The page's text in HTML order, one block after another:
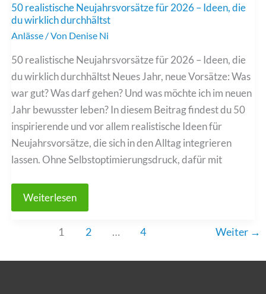
unvergesslichen
Sommer
50 realistische Neujahrsvorsätze für 2026 – Ideen, die
du wirklich durchhältst
Anlässe / Von Denise Ni
50 realistische Neujahrsvorsätze für 2026 – Ideen, die
du wirklich durchhältst Neues Jahr, neue Vorsätze: Was
war gut? Was darf gehen? Und was möchte ich im neuen
Jahr bewusster leben? In diesem Beitrag findest du 50
inspirierende und vor allem realistische Ideen für
Neujahrsvorsätze, die sich in den Alltag integrieren
lassen. Ohne Selbstoptimierungsdruck, dafür mit
50
Weiterlesen
1 2 … 4 Weiter →